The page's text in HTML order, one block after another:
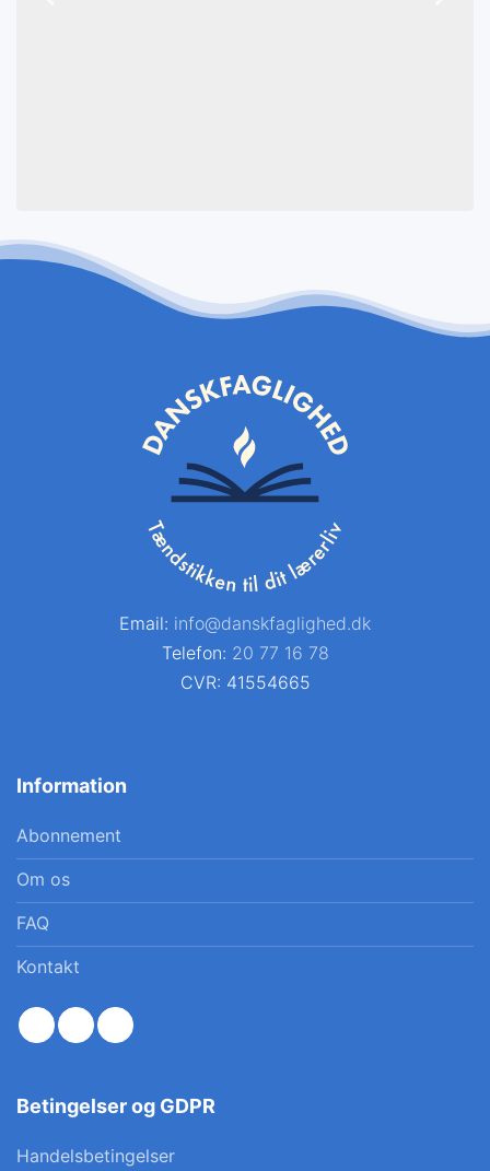
Email: info@danskfaglighed.dk
Telefon: 20 77 16 78
CVR: 41554665
Information
Abonnement
Om os
FAQ
Kontakt
Betingelser og GDPR
Handelsbetingelser